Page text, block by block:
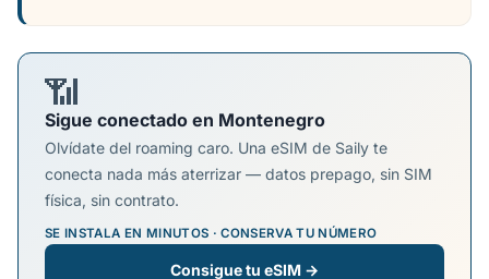
📶
Sigue conectado en Montenegro
Olvídate del roaming caro. Una eSIM de Saily te
conecta nada más aterrizar — datos prepago, sin SIM
física, sin contrato.
SE INSTALA EN MINUTOS · CONSERVA TU NÚMERO
Consigue tu eSIM →